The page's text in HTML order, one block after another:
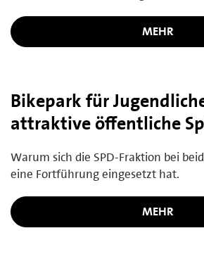
MEHR
Bikepark für
attraktive öffentliche
Warum sich die SPD-Fraktion bei
eine Fortführung eingesetzt hat.
MEHR